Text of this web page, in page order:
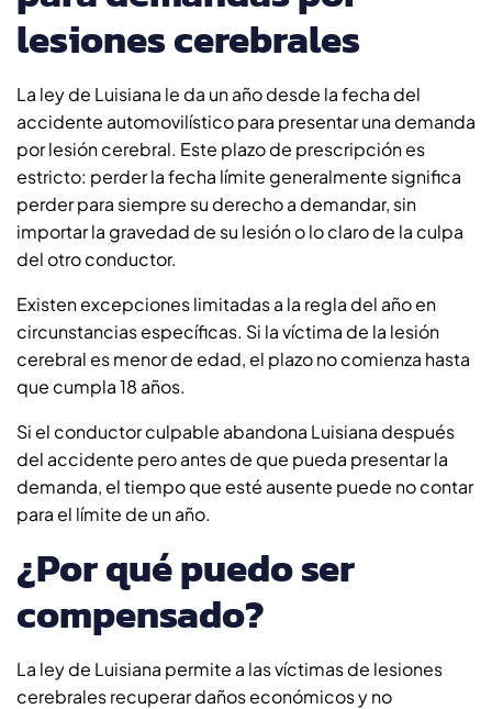
lesiones cerebrales
La ley de Luisiana le da un año desde la fecha del
accidente automovilístico para presentar una demanda
por lesión cerebral. Este plazo de prescripción es
estricto: perder la fecha límite generalmente significa
perder para siempre su derecho a demandar, sin
importar la gravedad de su lesión o lo claro de la culpa
del otro conductor.
Existen excepciones limitadas a la regla del año en
circunstancias específicas. Si la víctima de la lesión
cerebral es menor de edad, el plazo no comienza hasta
que cumpla 18 años.
Si el conductor culpable abandona Luisiana después
del accidente pero antes de que pueda presentar la
demanda, el tiempo que esté ausente puede no contar
para el límite de un año.
¿Por qué puedo ser
compensado?
La ley de Luisiana permite a las víctimas de lesiones
cerebrales recuperar daños económicos y no